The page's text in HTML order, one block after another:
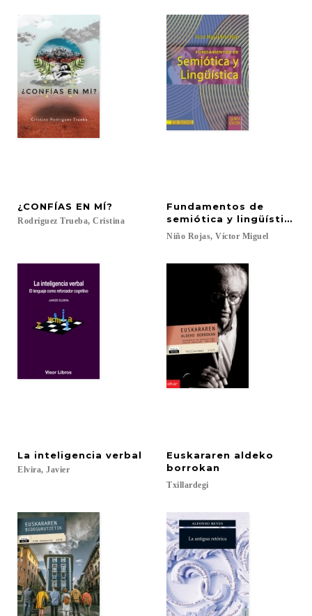
¿CONFÍAS EN MÍ?
Rodríguez Trueba, Cristina
Fundamentos de
semiótica y lingüística
Niño Rojas, Víctor Miguel
La inteligencia verbal
Elvira, Javier
Euskararen aldeko
borrokan
Txillardegi